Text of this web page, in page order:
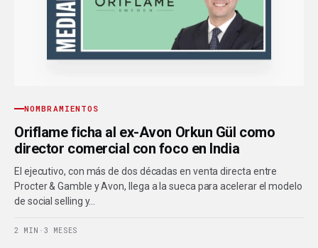
NOMBRAMIENTOS
Oriflame ficha al ex-Avon Orkun Gül como
director comercial con foco en India
El ejecutivo, con más de dos décadas en venta directa entre
Procter & Gamble y Avon, llega a la sueca para acelerar el modelo
de social selling y…
2 MIN · 3 MESES